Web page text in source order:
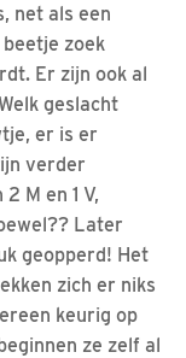
net als een
zoek
Er zijn ook al
geslacht
er is er
verder
M en 1 V,
Later
geopperd! Het
zich er niks
keurig op
ze zelf al